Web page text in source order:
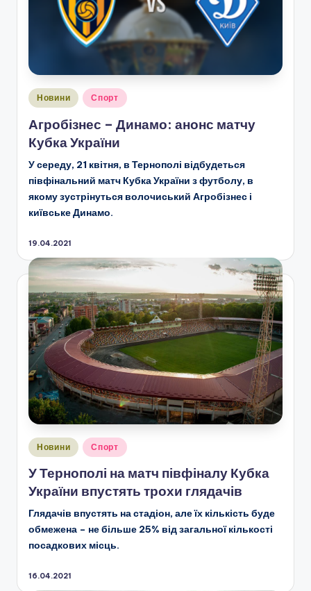
Опубліковано
Новини Спорт
Агробізнес – Динамо: анонс матчу
Кубка України
У середу, 21 квітня, в Тернополі відбудеться
півфінальний матч Кубка України з футболу, в
якому зустрінуться волочиський Агробізнес і
київське Динамо.
19.04.2021
Опубліковано
Новини Спорт
У Тернополі на матч півфіналу Кубка
України впустять трохи глядачів
Глядачів впустять на стадіон, але їх кількість буде
обмежена – не більше 25% від загальної кількості
посадкових місць.
16.04.2021